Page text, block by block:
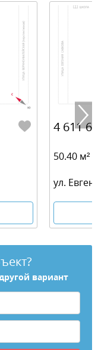
4 611
50.40 м²
ул.
вариант